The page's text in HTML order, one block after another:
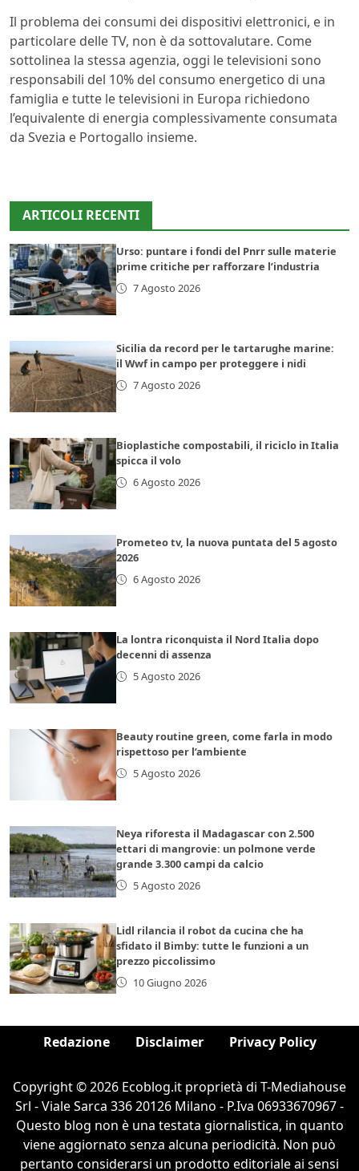
Il problema dei consumi dei dispositivi elettronici, e in
particolare delle TV, non è da sottovalutare. Come
sottolinea la stessa agenzia, oggi le televisioni sono
responsabili del 10% del consumo energetico di una
famiglia e tutte le televisioni in Europa richiedono
l’equivalente di energia complessivamente consumata
da Svezia e Portogallo insieme.
ARTICOLI RECENTI
Urso: puntare i fondi del Pnrr sulle materie
prime critiche per rafforzare l’industria
7 Agosto 2026
Sicilia da record per le tartarughe marine:
il Wwf in campo per proteggere i nidi
7 Agosto 2026
Bioplastiche compostabili, il riciclo in Italia
spicca il volo
6 Agosto 2026
Prometeo tv, la nuova puntata del 5 agosto
2026
6 Agosto 2026
La lontra riconquista il Nord Italia dopo
decenni di assenza
5 Agosto 2026
Beauty routine green, come farla in modo
rispettoso per l’ambiente
5 Agosto 2026
Neya riforesta il Madagascar con 2.500
ettari di mangrovie: un polmone verde
grande 3.300 campi da calcio
5 Agosto 2026
Lidl rilancia il robot da cucina che ha
sfidato il Bimby: tutte le funzioni a un
prezzo piccolissimo
10 Giugno 2026
Redazione Disclaimer Privacy Policy
Copyright © 2026 Ecoblog.it proprietà di T-Mediahouse
Srl - Viale Sarca 336 20126 Milano - P.Iva 06933670967 -
Questo blog non è una testata giornalistica, in quanto
viene aggiornato senza alcuna periodicità. Non può
pertanto considerarsi un prodotto editoriale ai sensi